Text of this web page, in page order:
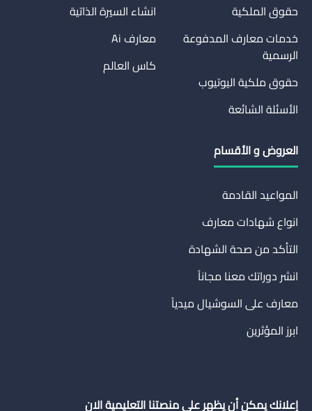
حقوق الملكية
خدمات معارف المدفوعة
الرسمية
حقوق ملكية اليوتيوب
الأسئلة الشائعة
انشاء السيرة الذاتية
معارف Ai
كاس العالم
العروض و الأقسام
المواعيد القادمة
انواع شهادات معارف
التأكد من صحة الشهادة
انشر دوراتك معنا مجاناً
معارف على السوشيال ميدياً
ابرز المؤثرين
إعلانك يمكن أن يظهر على منصتنا التعليمية الان